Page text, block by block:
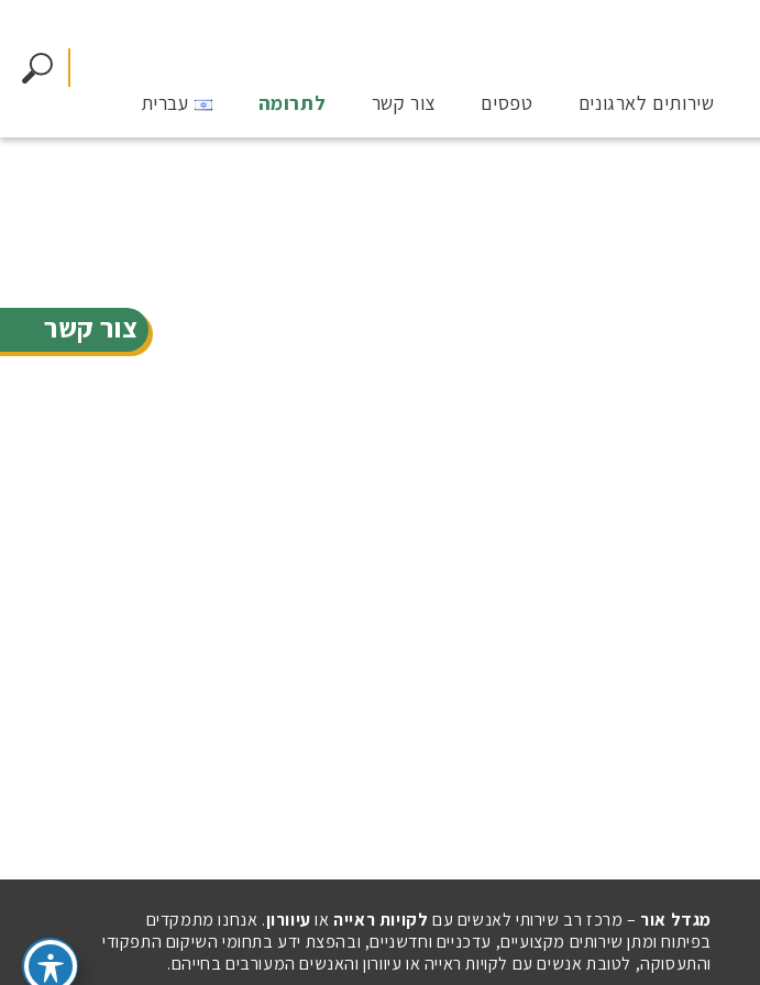
צור קשר
שירותים לארגונים טפסים צור קשר לתרומה עברית
מגדל אור – מרכז רב שירותי לאנשים עם לקויות ראייה אועיוורון. אנחנו מתמקדים
בפיתוח ומתן שירותים מקצועיים, עדכניים וחדשניים, ובהפצת ידע בתחומי השיקום התפקודי
והתעסוקה, לטובת אנשים עם לקויות ראייה או עיוורון והאנשים המעורבים בחייהם.